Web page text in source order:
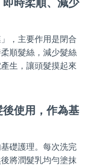
，主要作用是閉合
順髮絲，減少髮絲
生，讓頭髮摸起來
使用，作為基
礎護理。每次洗完
將潤髮乳均勻塗抹